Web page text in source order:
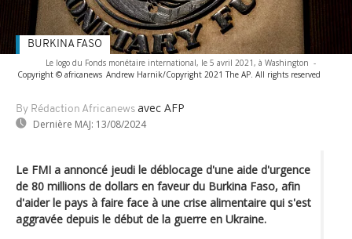
Le logo du Fonds monétaire international, le 5 avril 2021, à Washington -
Copyright © africanews Andrew Harnik/Copyright 2021 The AP. All rights reserved
By Rédaction Africanews avec AFP
Dernière MAJ: 13/08/2024
BURKINA FASO
Le FMI a annoncé jeudi le déblocage d'une aide d'urgence
de 80 millions de dollars en faveur du Burkina Faso, afin
d'aider le pays à faire face à une crise alimentaire qui s'est
aggravée depuis le début de la guerre en Ukraine.